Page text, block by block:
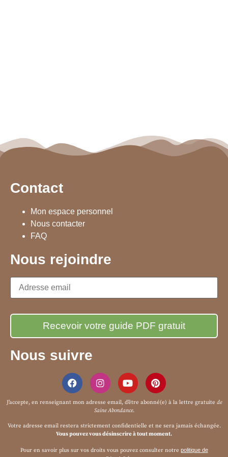
Contact
Mon espace personnel
Nous contacter
FAQ
Nous rejoindre
Nous suivre
J’accepte, en renseignant mon adresse email, d’être abonné(e) à la lettre gratuite de
Saine Abondance.
Votre adresse email restera strictement confidentielle et ne sera jamais échangée.
Vous pouvez vous désinscrire à tout moment.
Pour en savoir plus sur vos droits vous pouvez consulter notre politique de